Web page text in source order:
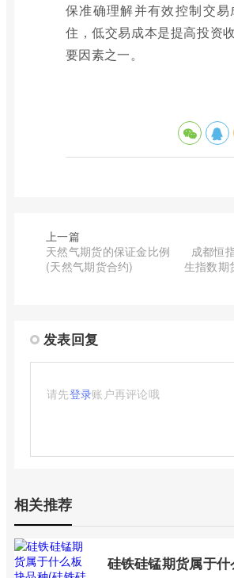
保准确理解并有效控制交
住，低交易成本是提高投资
要因素之一。
上一篇
天然气期货的保证金比例
(天然气期货合约)
成都恒
生指数期
发表回复
请先登录账户再评论哦
相关推荐